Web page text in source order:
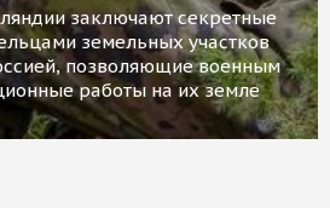
заключают секретные
земельных участков
позволяющие военным
работы на их земле